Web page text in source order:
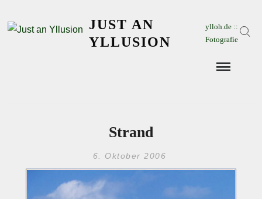
JUST AN
YLLUSION
ylloh.de ::
Fotografie
Strand
6. Oktober 2006